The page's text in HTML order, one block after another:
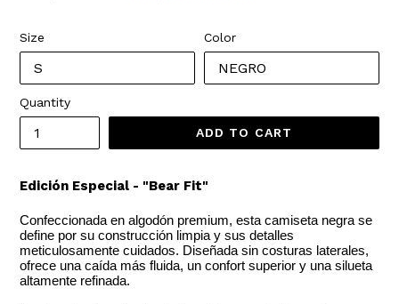
Size Color
Quantity
ADD TO CART
Edición Especial - "Bear Fit"
Confeccionada en algodón premium, esta camiseta negra se
define por su construcción limpia y sus detalles
meticulosamente cuidados. Diseñada sin costuras laterales,
ofrece una caída más fluida, un confort superior y una silueta
altamente refinada.